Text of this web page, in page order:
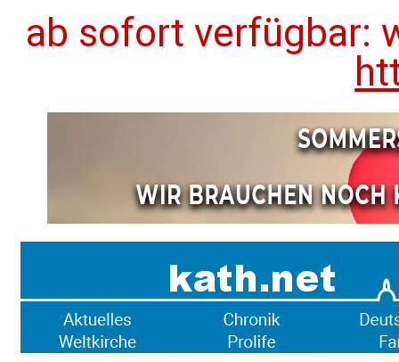
ab sofort verfügbar: